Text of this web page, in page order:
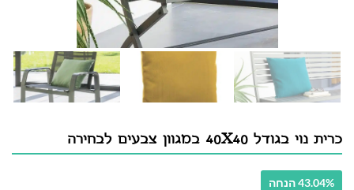
כרית נוי בגודל 40X40 במגוון צבעים לבחירה
43.04% הנחה